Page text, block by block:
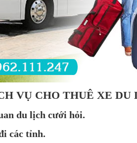
VỤ CHO THUÊ XE DU
du lịch cưới hỏi.
các tỉnh.